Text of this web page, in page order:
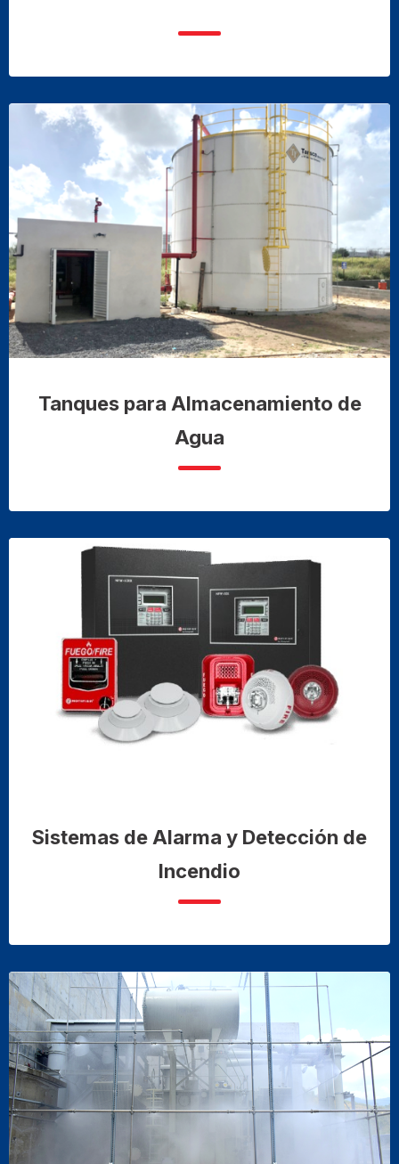
Tanques para Almacenamiento de
Agua
Sistemas de Alarma y Detección de
Incendio